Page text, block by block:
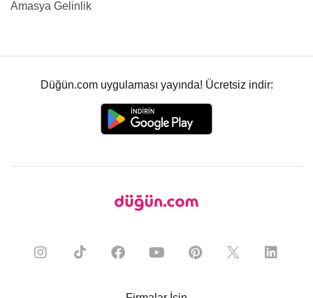
Amasya Gelinlik
Düğün.com uygulaması yayında! Ücretsiz indir: